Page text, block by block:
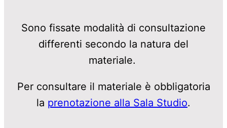
Sono fissate modalità di consultazione
differenti secondo la natura del
materiale.
Per consultare il materiale è obbligatoria
la prenotazione alla Sala Studio.